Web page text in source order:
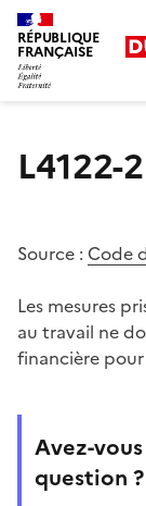
RÉPUBLIQUE
FRANÇAISE
L4122-2
Source : Code
Les mesures
au travail ne
financière
Avez-
question ?